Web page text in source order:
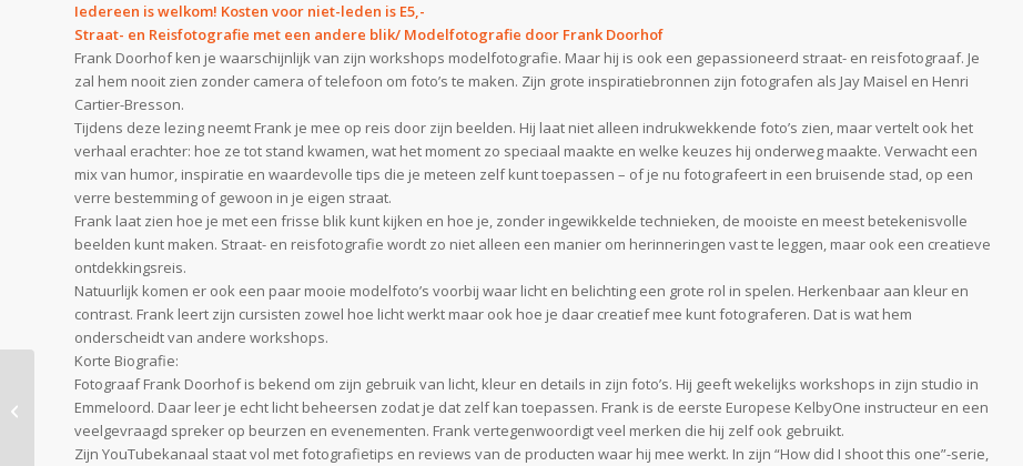
Iedereen is welkom! Kosten voor niet-leden is E5,-
Straat- en Reisfotografie met een andere blik/ Modelfotografie door Frank Doorhof
Frank Doorhof ken je waarschijnlijk van zijn workshops modelfotografie. Maar hij is ook een gepassioneerd straat- en reisfotograaf. Je
zal hem nooit zien zonder camera of telefoon om foto’s te maken. Zijn grote inspiratiebronnen zijn fotografen als Jay Maisel en Henri
Cartier-Bresson.
Tijdens deze lezing neemt Frank je mee op reis door zijn beelden. Hij laat niet alleen indrukwekkende foto’s zien, maar vertelt ook het
verhaal erachter: hoe ze tot stand kwamen, wat het moment zo speciaal maakte en welke keuzes hij onderweg maakte. Verwacht een
mix van humor, inspiratie en waardevolle tips die je meteen zelf kunt toepassen – of je nu fotografeert in een bruisende stad, op een
verre bestemming of gewoon in je eigen straat.
Frank laat zien hoe je met een frisse blik kunt kijken en hoe je, zonder ingewikkelde technieken, de mooiste en meest betekenisvolle
beelden kunt maken. Straat- en reisfotografie wordt zo niet alleen een manier om herinneringen vast te leggen, maar ook een creatieve
ontdekkingsreis.
Natuurlijk komen er ook een paar mooie modelfoto’s voorbij waar licht en belichting een grote rol in spelen. Herkenbaar aan kleur en
contrast. Frank leert zijn cursisten zowel hoe licht werkt maar ook hoe je daar creatief mee kunt fotograferen. Dat is wat hem
onderscheidt van andere workshops.
Korte Biografie:
Fotograaf Frank Doorhof is bekend om zijn gebruik van licht, kleur en details in zijn foto’s. Hij geeft wekelijks workshops in zijn studio in
Emmeloord. Daar leer je echt licht beheersen zodat je dat zelf kan toepassen. Frank is de eerste Europese KelbyOne instructeur en een
veelgevraagd spreker op beurzen en evenementen. Frank vertegenwoordigt veel merken die hij zelf ook gebruikt.
Zijn YouTubekanaal staat vol met fotografietips en reviews van de producten waar hij mee werkt. In zijn “How did I shoot this one”-serie,
Winterwelvaart
Groningen